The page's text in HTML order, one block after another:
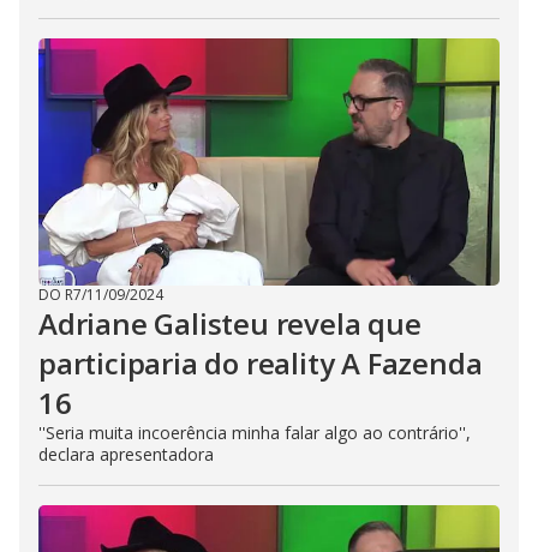
DO R7/11/09/2024
Adriane Galisteu revela que
participaria do reality A Fazenda
16
''Seria muita incoerência minha falar algo ao contrário'',
declara apresentadora